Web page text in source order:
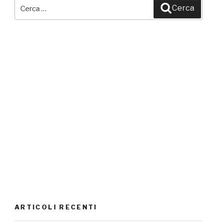
Cerca
ARTICOLI RECENTI